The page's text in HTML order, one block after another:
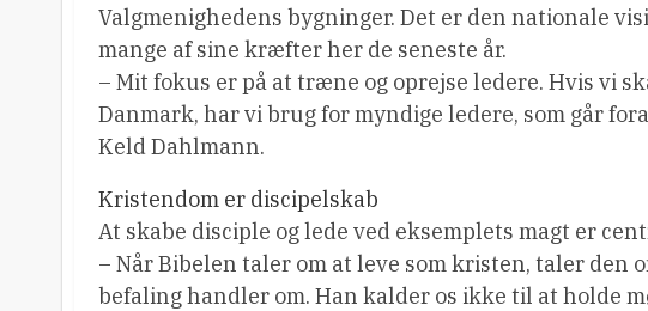
Valgmenighedens bygninger. Det er den nationale
mange af sine kræfter her de seneste år.
– Mit fokus er på at træne og oprejse ledere. Hvis vi
Danmark, har vi brug for myndige ledere, som går
Keld Dahlmann.
Kristendom er discipelskab
At skabe disciple og lede ved eksemplets magt er
– Når Bibelen taler om at leve som kristen, taler den
befaling handler om. Han kalder os ikke til at holde